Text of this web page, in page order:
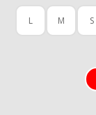
L M S